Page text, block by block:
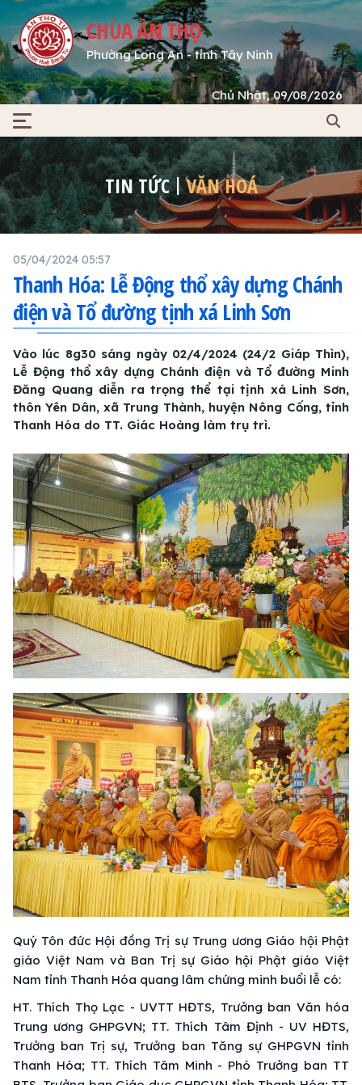
CHÙA ÂN THỌ
Phường Long An - tỉnh Tây Ninh
Chủ Nhật, 09/08/2026
TIN TỨC VĂN HOÁ
05/04/2024 05:57
Thanh Hóa: Lễ Động thổ xây dựng Chánh
điện và Tổ đường tịnh xá Linh Sơn
Vào lúc 8g30 sáng ngày 02/4/2024 (24/2 Giáp Thìn),
Lễ Động thổ xây dựng Chánh điện và Tổ đường Minh
Đăng Quang diễn ra trọng thể tại tịnh xá Linh Sơn,
thôn Yên Dân, xã Trung Thành, huyện Nông Cống, tỉnh
Thanh Hóa do TT. Giác Hoàng làm trụ trì.
Quý Tôn đức Hội đồng Trị sự Trung ương Giáo hội Phật
giáo Việt Nam và Ban Trị sự Giáo hội Phật giáo Việt
Nam tỉnh Thanh Hóa quang lâm chứng minh buổi lễ có:
HT. Thích Thọ Lạc - UVTT HĐTS, Trưởng ban Văn hóa
Trung ương GHPGVN; TT. Thích Tâm Định - UV HĐTS,
Trưởng ban Trị sự, Trưởng ban Tăng sự GHPGVN tỉnh
Thanh Hóa; TT. Thích Tâm Minh - Phó Trưởng ban TT